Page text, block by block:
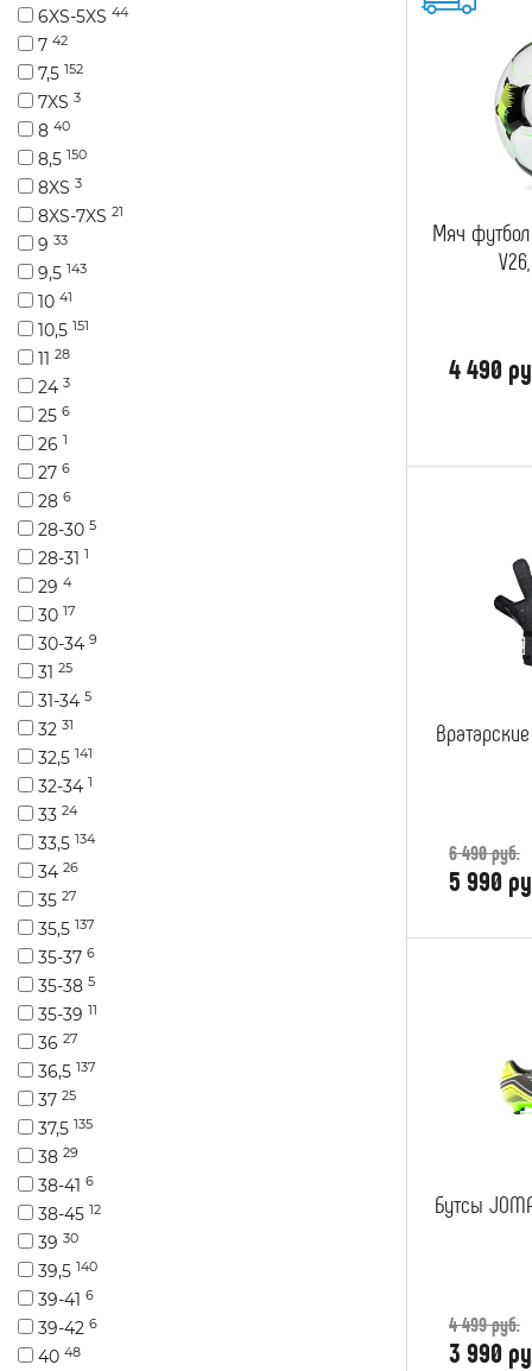
6XS-5XS 44
7 42
7,5 152
7XS 3
8 40
8,5 150
8XS 3
8XS-7XS 21
9 33
9,5 143
10 41
10,5 151
11 28
24 3
25 6
26 1
27 6
28 6
28-30 5
28-31 1
29 4
30 17
30-34 9
31 25
31-34 5
32 31
32,5 141
32-34 1
33 24
33,5 134
34 26
35 27
35,5 137
35-37 6
35-38 5
35-39 11
36 27
36,5 137
37 25
37,5 135
38 29
38-41 6
38-45 12
39 30
39,5 140
39-41 6
39-42 6
40 48
Мяч
4 490
6 490 руб.
5 990
Бутсы
4 499 руб.
3 990